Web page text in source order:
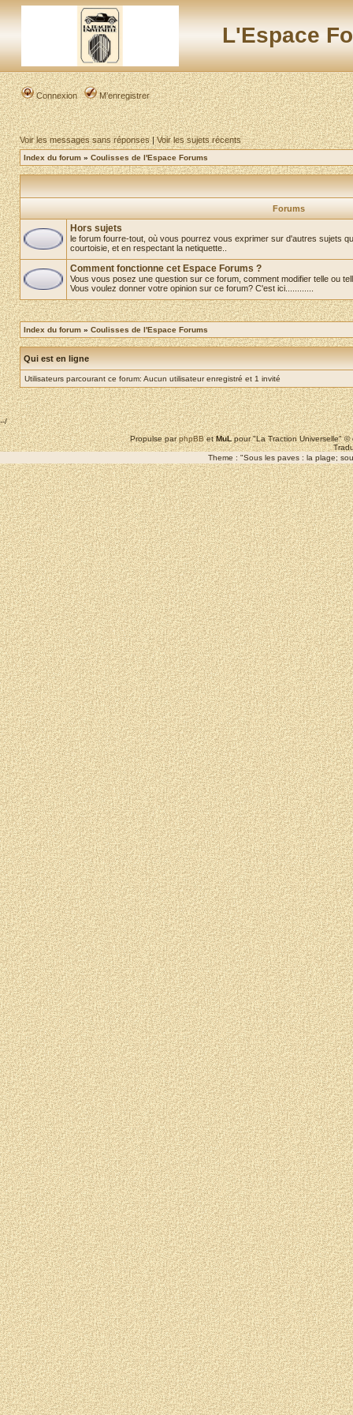
L'Espace
Connexion M’enregistrer
Voir les messages sans réponses|Voir les sujets récents
Index du forum » Coulisses de l'Espace Forums
Forums
Hors sujets
le forum fourre-tout, où vous pourrez vous exprimer sur d'autres sujets
courtoisie, et en respectant la netiquette..
Comment fonctionne cet Espace Forums ?
Vous vous posez une question sur ce forum, comment modifier telle ou
Vous voulez donner votre opinion sur ce forum? C'est ici............
Index du forum » Coulisses de l'Espace Forums
Qui est en ligne
Utilisateurs parcourant ce forum: Aucun utilisateur enregistré et 1 invité
--/
Propulse parphpBBetMuLpour "La Traction Universelle"
Theme : "Sous les paves : la plage;